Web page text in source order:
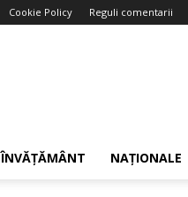
Cookie Policy Reguli comentarii
ÎNVĂȚĂMÂNT NAȚIONALE